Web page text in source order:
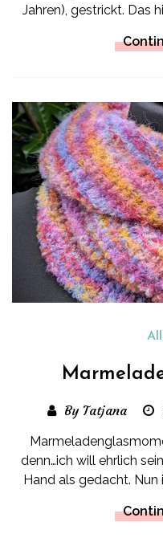
Jahren), gestrickt. Das
By Tatjana
denn…ich will ehrlich
Hand als gedacht. Nun